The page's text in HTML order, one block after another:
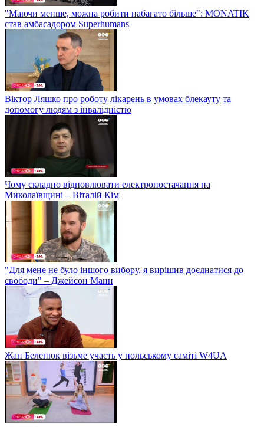
"Маючи менше, можна робити набагато більше": MONATIK
став амбасадором Superhumans
Віктор Ляшко про роботу лікарень в умовах блекауту та
допомогу людям з інвалідністю
Чому складно відновлювати електропостачання на
Миколаївщині – Віталій Кім
"Для мене не було іншого вибору, я вирішив доєднатися до
свободи" – Джейсон Манн
Жан Беленюк візьме участь у польському саміті W4UA